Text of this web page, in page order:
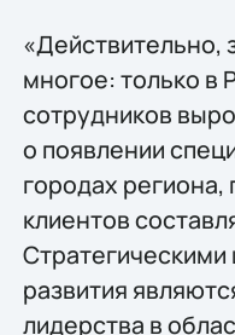
«Действительно,
многое: только в
сотрудников
о появлении
городах региона,
клиентов
развития
лидерства в